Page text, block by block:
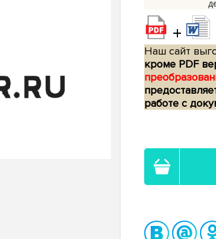
+
Наш сайт
кроме PDF
работе с